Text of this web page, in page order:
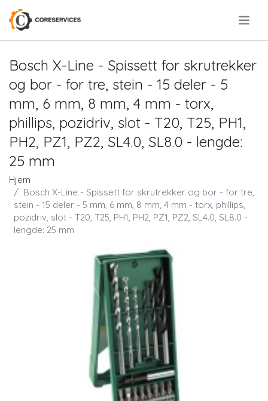
Bosch X-Line - Spissett for skrutrekker
og bor - for tre, stein - 15 deler - 5
mm, 6 mm, 8 mm, 4 mm - torx,
phillips, pozidriv, slot - T20, T25, PH1,
PH2, PZ1, PZ2, SL4.0, SL8.0 - lengde:
25 mm
Hjem
Bosch X-Line - Spissett for skrutrekker og bor - for tre,
stein - 15 deler - 5 mm, 6 mm, 8 mm, 4 mm - torx, phillips,
pozidriv, slot - T20, T25, PH1, PH2, PZ1, PZ2, SL4.0, SL8.0 -
lengde: 25 mm